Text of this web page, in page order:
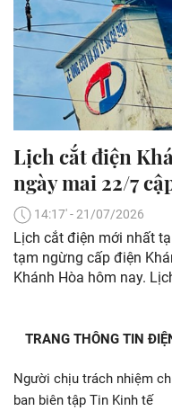
Lịch cắt điện
ngày mai 22/7
14:17' - 21/07/2026
Lịch cắt điện mới nhất
tạm ngừng cấp điện
Khánh Hòa hôm nay.
TRANG THÔNG TIN
Người chịu trách nhiệm
ban biên tập Tin Kinh tế